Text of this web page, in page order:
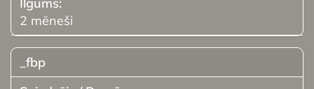
2 mēneši
_fbp